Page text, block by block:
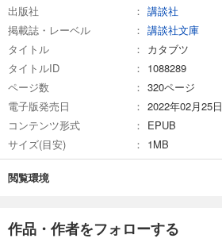
出版社
講談社
掲載誌・レーベル
講談社文庫
タイトル
カタブツ
タイトルID
1088289
ページ数
320ページ
電子版発売日
2022年02月25日
コンテンツ形式
EPUB
サイズ(目安)
1MB
閲覧環境
作品・作者をフォローする